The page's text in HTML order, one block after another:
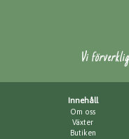
Vi
Innehåll
Om oss
Växter
Butiken